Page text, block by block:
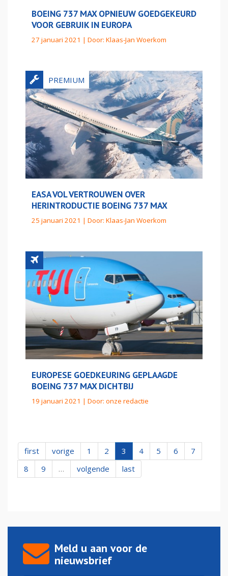
BOEING 737 MAX OPNIEUW GOEDGEKEURD
VOOR GEBRUIK IN EUROPA
27 januari 2021 | Door: Klaas-Jan Woerkom
EASA VOL VERTROUWEN OVER
HERINTRODUCTIE BOEING 737 MAX
25 januari 2021 | Door: Klaas-Jan Woerkom
EUROPESE GOEDKEURING GEPLAAGDE
BOEING 737 MAX DICHTBIJ
19 januari 2021 | Door: onze redactie
first vorige 1 2 3 4 5 6
7
8
9 … volgende last
Meld u aan voor de
nieuwsbrief